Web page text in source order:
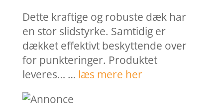
Dette kraftige og robuste dæk har
en stor slidstyrke. Samtidig er
dækket effektivt beskyttende over
for punkteringer. Produktet
leveres… … læs mere her